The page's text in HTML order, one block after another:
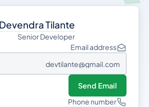
Devendra Tilante
Senior Developer
Email address
devtilante@gmail.com
Send Email
Phone number